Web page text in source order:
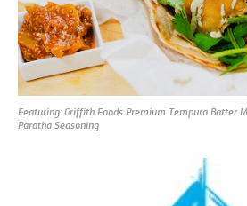
Featuring: Griffith Foods Premium Tempura Batter
Paratha Seasoning